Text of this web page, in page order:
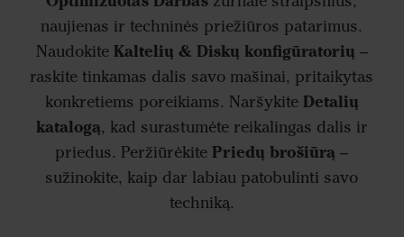
naujienas ir techninės priežiūros patarimus.
Naudokite Kaltelių & Diskų konfigūratorių –
raskite tinkamas dalis savo mašinai, pritaikytas
konkretiems poreikiams. Naršykite Detalių
katalogą, kad surastumėte reikalingas dalis ir
priedus. Peržiūrėkite Priedų brošiūrą –
sužinokite, kaip dar labiau patobulinti savo
techniką.